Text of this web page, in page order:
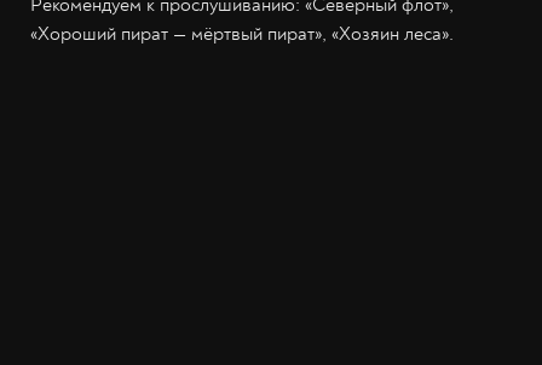
Рекомендуем к прослушиванию: «Северный флот»,
«Хороший пират — мёртвый пират», «Хозяин леса».